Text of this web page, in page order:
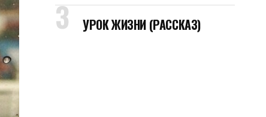
УРОК ЖИЗНИ (РАССКАЗ)